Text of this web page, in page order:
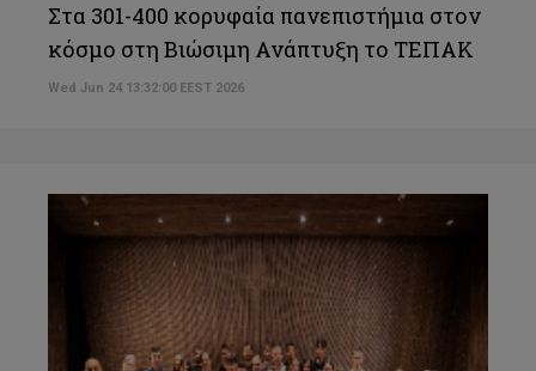
Στα 301-400 κορυφαία πανεπιστήμια στον
κόσμο στη Βιώσιμη Ανάπτυξη το ΤΕΠΑΚ
Wed Jun 24 13:32:00 EEST 2026